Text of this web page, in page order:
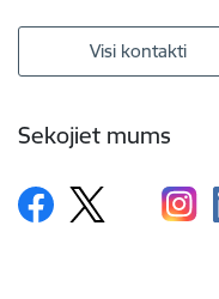
Visi kontakti
Sekojiet mums